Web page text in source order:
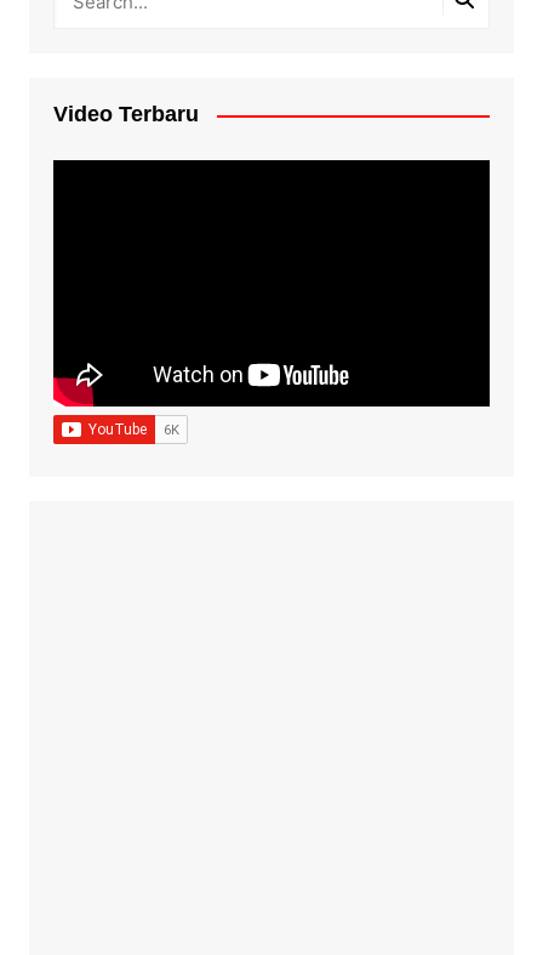
Video Terbaru